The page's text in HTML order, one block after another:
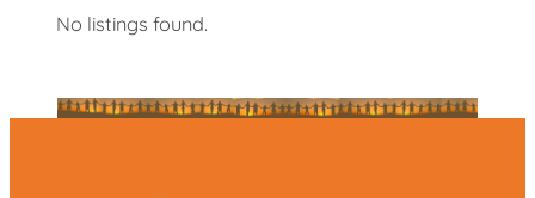
No listings found.